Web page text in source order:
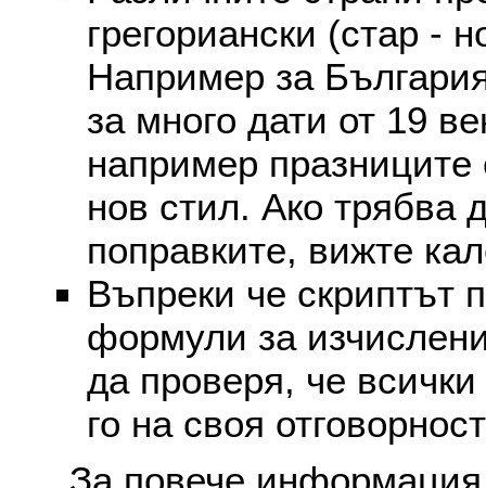
грегориански (стар -
Например за
за много дати от 19
например празниците
нов стил. Ако трябва
поправките, вижте
Въпреки че скриптът
формули за
да проверя, че
го на своя